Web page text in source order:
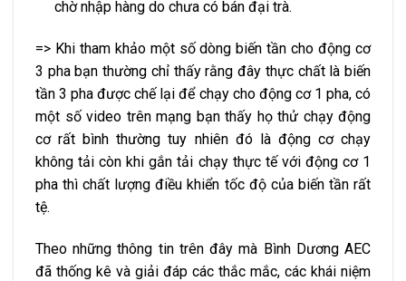
chờ nhập hàng do chưa có bán đại trà.
=> Khi tham khảo một số dòng biến tần cho động cơ
3 pha bạn thường chỉ thấy rằng đây thực chất là biến
tần 3 pha được chế lại để chạy cho động cơ 1 pha, có
một số video trên mạng bạn thấy họ thử chạy động
cơ rất bình thường tuy nhiên đó là động cơ chạy
không tải còn khi gắn tải chạy thực tế với động cơ 1
pha thì chất lượng điều khiển tốc độ của biến tần rất
tệ.
Theo những thông tin trên đây mà Bình Dương AEC
đã thống kê và giải đáp các thắc mắc, các khái niệm